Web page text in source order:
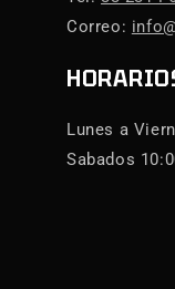
Correo:
Lunes a
Sabados